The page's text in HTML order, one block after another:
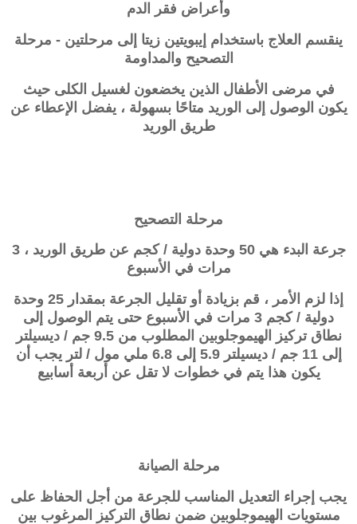
وأعراض فقر الدم
ينقسم العلاج باستخدام إيبويتين زيتا إلى مرحلتين - مرحلة
التصحيح والمداومة
في مرضى الأطفال الذين يخضعون لغسيل الكلى حيث
يكون الوصول إلى الوريد متاحًا بسهولة ، يفضل الإعطاء عن
طريق الوريد
مرحلة التصحيح
جرعة البدء هي 50 وحدة دولية / كجم عن طريق الوريد ، 3
مرات في الأسبوع
إذا لزم الأمر ، قم بزيادة أو تقليل الجرعة بمقدار 25 وحدة
دولية / كجم 3 مرات في الأسبوع حتى يتم الوصول إلى
نطاق تركيز الهيموجلوبين المطلوب من 9.5 جم / ديسيلتر
إلى 11 جم / ديسيلتر 5.9 إلى 6.8 ملي مول / لتر يجب أن
يكون هذا يتم في خطوات لا تقل عن أربعة أسابيع
مرحلة الصيانة
يجب إجراء التعديل المناسب للجرعة من أجل الحفاظ على
مستويات الهيموجلوبين ضمن نطاق التركيز المرغوب بين